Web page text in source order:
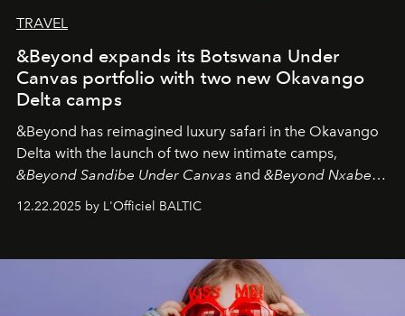
TRAVEL
&Beyond expands its Botswana Under
Canvas portfolio with two new Okavango
Delta camps
&Beyond has reimagined luxury safari in the Okavango
Delta with the launch of two new intimate camps,
&Beyond Sandibe Under Canvas and &Beyond Nxabega
&Beyond Chobe Under Canvas
iconic wild places, a journey offering a rare combination
of adventure, intimacy, and sustainability.
is not a lodge — it’s the wild, felt, heard,
12.22.2025 by L'Officiel BALTIC